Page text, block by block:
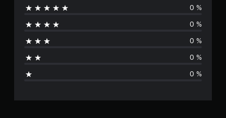
c
u
n
a
i
0 %
0 %
0 %
0 %
0 %